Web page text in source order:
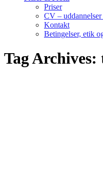
Priser
CV –
Kontakt
Betingelser, etik
Tag